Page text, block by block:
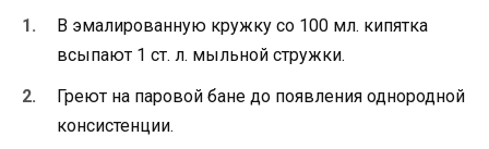
В эмалированную кружку со 100 мл. кипятка
всыпают 1 ст. л. мыльной стружки.
Греют на паровой бане до появления однородной
консистенции.